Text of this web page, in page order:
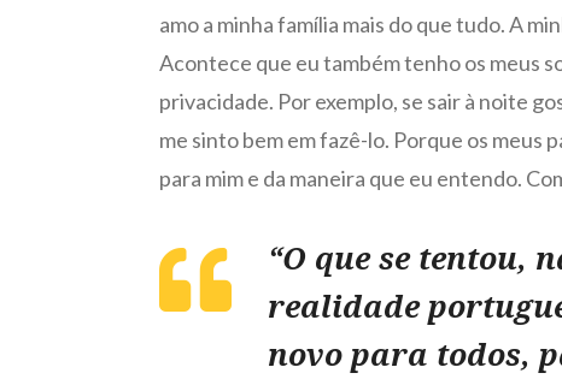
amo a minha família mais do que tudo. A
Acontece que eu também tenho os meus
privacidade. Por exemplo, se sair à noite
me sinto bem em fazê-lo. Porque os meus
para mim e da maneira que eu entendo.
“O que se tentou,
realidade
novo para todos,